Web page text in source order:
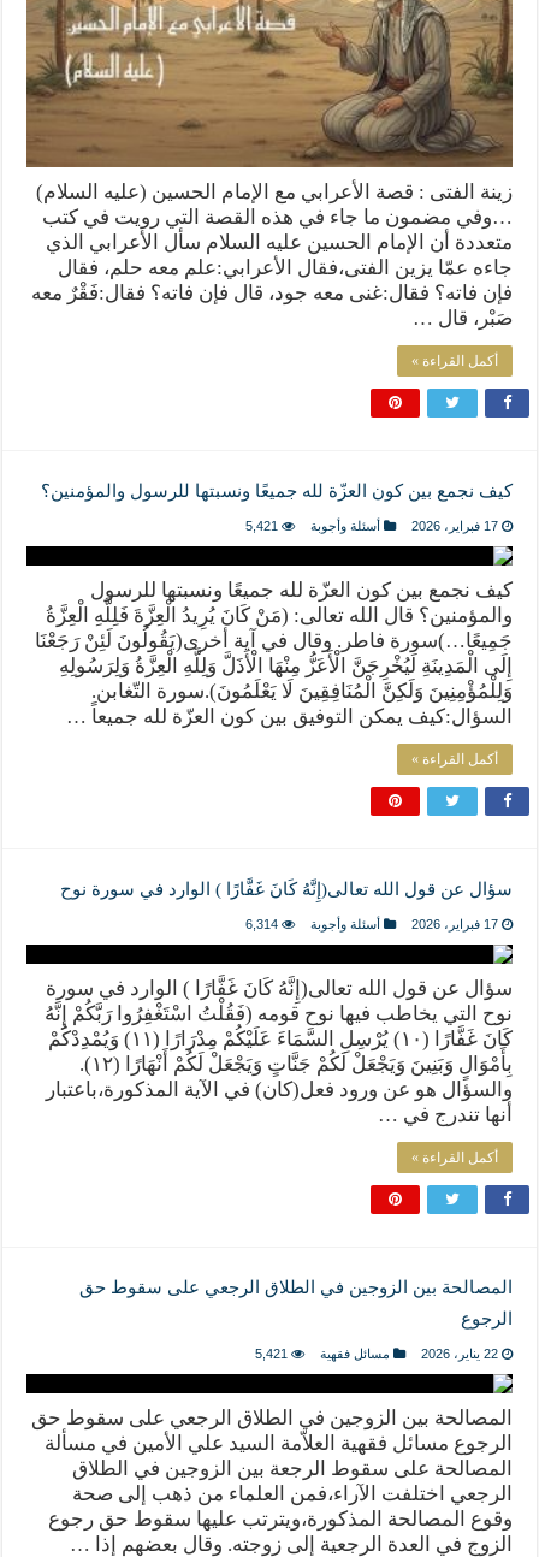
زينة الفتى : قصة الأعرابي مع الإمام الحسين (عليه السلام)
…وفي مضمون ما جاء في هذه القصة التي رويت في كتب
متعددة أن الإمام الحسين عليه السلام سأل الأعرابي الذي
جاءه عمّا يزين الفتى،فقال الأعرابي:علم معه حلم، فقال
فإن فاته؟ فقال:غنى معه جود، قال فإن فاته؟ فقال:فَقْرٌ معه
صَبْر، قال …
أكمل القراءة »
كيف نجمع بين كون العزّة لله جميعًا ونسبتها للرسول والمؤمنين؟
17 فبراير، 2026 أسئلة وأجوبة 5,421
كيف نجمع بين كون العزّة لله جميعًا ونسبتها للرسول
والمؤمنين؟ قال الله تعالى: (مَنْ كَانَ يُرِيدُ الْعِزَّةَ فَلِلَّهِ الْعِزَّةُ
جَمِيعًا…)سورة فاطر. وقال في آية أخرى(يَقُولُونَ لَئِنْ رَجَعْنَا
إِلَى الْمَدِينَةِ لَيُخْرِجَنَّ الْأَعَزُّ مِنْهَا الْأَذَلَّ وَلِلَّهِ الْعِزَّةُ وَلِرَسُولِهِ
وَلِلْمُؤْمِنِينَ وَلَكِنَّ الْمُنَافِقِينَ لَا يَعْلَمُونَ).سورة التّغابن.
السؤال:كيف يمكن التوفيق بين كون العزّة لله جميعاً …
أكمل القراءة »
سؤال عن قول الله تعالى(إِنَّهُ كَانَ غَفَّارًا ) الوارد في سورة نوح
17 فبراير، 2026 أسئلة وأجوبة 6,314
سؤال عن قول الله تعالى(إِنَّهُ كَانَ غَفَّارًا ) الوارد في سورة
نوح التي يخاطب فيها نوح قومه (فَقُلْتُ اسْتَغْفِرُوا رَبَّكُمْ إِنَّهُ
كَانَ غَفَّارًا (١٠) يُرْسِلِ السَّمَاءَ عَلَيْكُمْ مِدْرَارًا (١١) وَيُمْدِدْكُمْ
بِأَمْوَالٍ وَبَنِينَ وَيَجْعَلْ لَكُمْ جَنَّاتٍ وَيَجْعَلْ لَكُمْ أَنْهَارًا (١٢).
والسؤال هو عن ورود فعل(كان) في الآية المذكورة،باعتبار
أنها تندرج في …
أكمل القراءة »
المصالحة بين الزوجين في الطلاق الرجعي على سقوط حق
الرجوع
22 يناير، 2026 مسائل فقهية 5,421
المصالحة بين الزوجين في الطلاق الرجعي على سقوط حق
الرجوع مسائل فقهية العلاّمة السيد علي الأمين في مسألة
المصالحة على سقوط الرجعة بين الزوجين في الطلاق
الرجعي اختلفت الآراء،فمن العلماء من ذهب إلى صحة
وقوع المصالحة المذكورة،ويترتب عليها سقوط حق رجوع
الزوج في العدة الرجعية إلى زوجته. وقال بعضهم إذا …